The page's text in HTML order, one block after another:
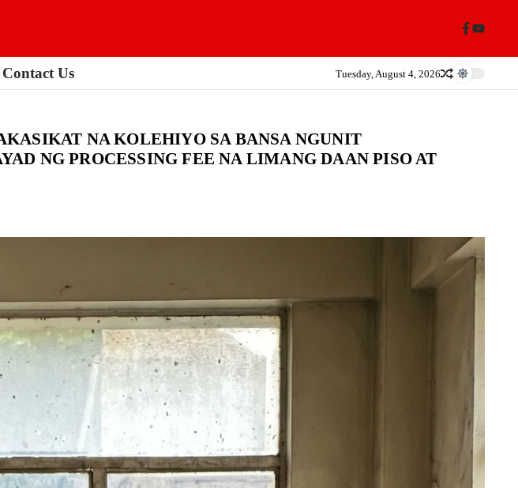
Contact Us Tuesday, August 4, 2026
NA KOLEHIYO SA BANSA NGUNIT
NG PROCESSING FEE NA LIMANG DAAN PISO AT